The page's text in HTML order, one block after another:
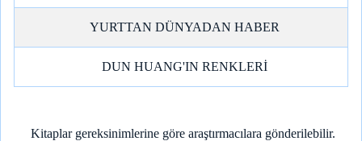
YURTTAN DÜNYADAN HABER
DUN HUANG'IN RENKLERİ
Kitaplar gereksinimlerine göre araştırmacılara gönderilebilir.